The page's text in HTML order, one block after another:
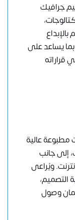
جرافيك
يساعد على
قراراته
مطبوعة عالية
إلى جانب
ويُراعى
التصميم،
وصول